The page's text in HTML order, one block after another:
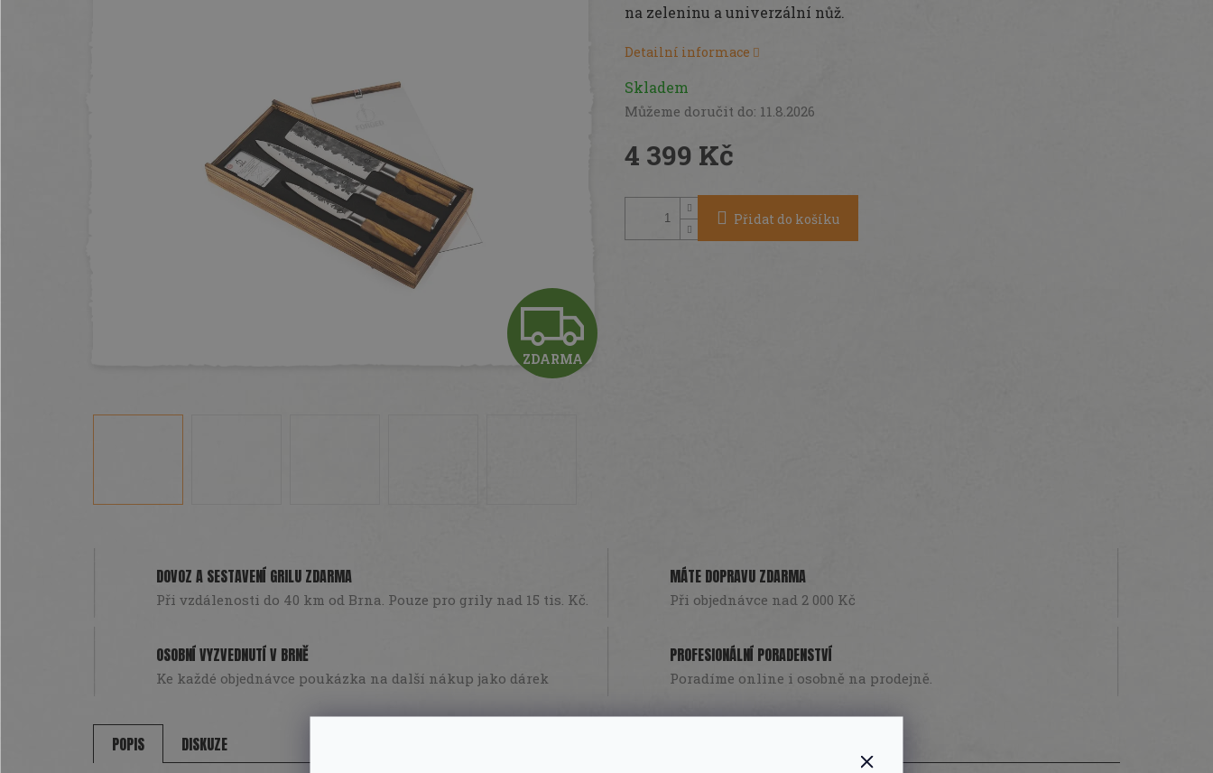
Z
M
ZDARMA
4 399 Kč
cena:
Skladem
Můžeme doručit do: 11.8.2026
Přidat do košíku
na zeleninu a univerzální nůž.
Detailní informace
DOVOZ A SESTAVENÍ GRILU ZDARMA
Při vzdálenosti do 40 km od Brna. Pouze pro grily nad 15 tis. Kč.
MÁTE DOPRAVU ZDARMA
Při objednávce nad 2 000 Kč
OSOBNÍ VYZVEDNUTÍ V BRNĚ
Ke každé objednávce poukázka na další nákup jako dárek
PROFESIONÁLNÍ PORADENSTVÍ
Poradíme online i osobně na prodejně.
POPIS DISKUZE